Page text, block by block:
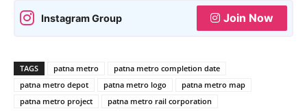
Instagram Group Join Now
TAGS patna metro
patna metro completion date
patna metro depot
patna metro logo
patna metro map
patna metro project
patna metro rail corporation